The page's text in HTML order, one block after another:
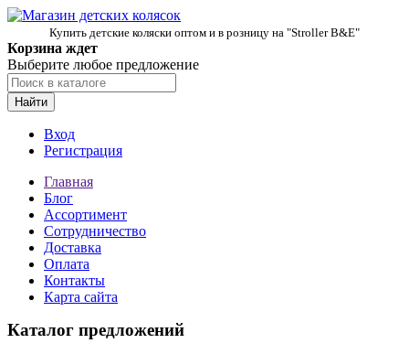
Купить детские коляски оптом и в розницу на "Stroller B&E"
Корзина ждет
Выберите любое предложение
Найти
Вход
Регистрация
Главная
Блог
Ассортимент
Сотрудничество
Доставка
Оплата
Контакты
Карта сайта
Каталог предложений